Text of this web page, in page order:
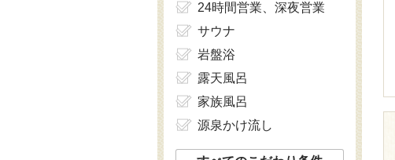
24時間営業、深夜営業
サウナ
岩盤浴
露天風呂
家族風呂
源泉かけ流し